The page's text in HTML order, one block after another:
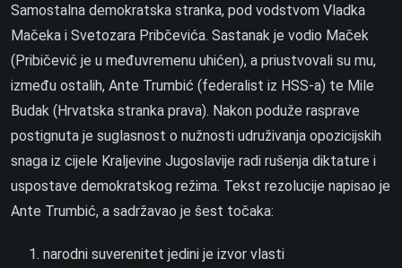
Samostalna demokratska stranka, pod vodstvom Vladka
Mačeka i Svetozara Pribčevića. Sastanak je vodio Maček
(Pribičević je u međuvremenu uhićen), a priustvovali su mu,
između ostalih, Ante Trumbić (federalist iz HSS-a) te Mile
Budak (Hrvatska stranka prava). Nakon poduže rasprave
postignuta je suglasnost o nužnosti udruživanja opozicijskih
snaga iz cijele Kraljevine Jugoslavije radi rušenja diktature i
uspostave demokratskog režima. Tekst rezolucije napisao je
Ante Trumbić, a sadržavao je šest točaka:
narodni suverenitet jedini je izvor vlasti